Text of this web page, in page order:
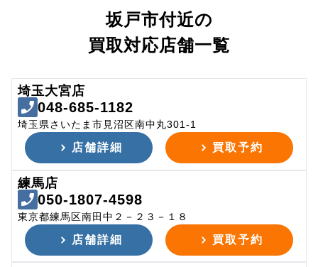
坂戸市付近の
買取対応店舗一覧
埼玉大宮店
048-685-1182
埼玉県さいたま市見沼区南中丸301-1
店舗詳細 買取予約
練馬店
050-1807-4598
東京都練馬区南田中２－２３－１８
店舗詳細 買取予約